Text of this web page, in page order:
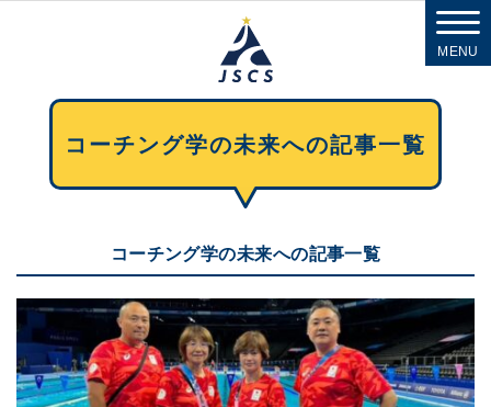
MENU
コーチング学の未来への記事一覧
コーチング学の未来への記事一覧